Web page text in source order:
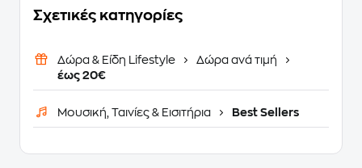
Σχετικές κατηγορίες
Δώρα & Είδη Lifestyle
Δώρα ανά τιμή
έως 20€
Μουσική, Ταινίες & Εισιτήρια Best Sellers